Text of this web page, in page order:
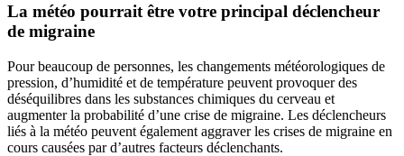
La météo pourrait être votre principal déclencheur
de migraine
Pour beaucoup de personnes, les changements météorologiques de
pression, d’humidité et de température peuvent provoquer des
déséquilibres dans les substances chimiques du cerveau et
augmenter la probabilité d’une crise de migraine. Les déclencheurs
liés à la météo peuvent également aggraver les crises de migraine en
cours causées par d’autres facteurs déclenchants.